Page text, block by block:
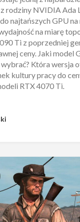
rodziny NVIDIA Ada
najtańszych GPU na
na miarę
Ti z poprzedniej
ceny. Jaki model
Która wersja
kultury pracy do
RTX 4070 Ti.